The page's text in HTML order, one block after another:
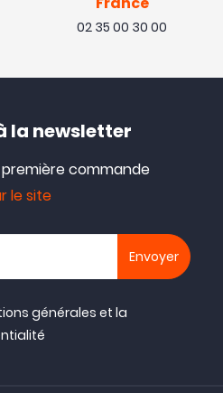
02 35 00 30 00
la newsletter
commande
le site
générales et la